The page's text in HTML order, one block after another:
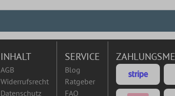
INHALT
AGB
Widerrufsrecht
Datenschutz
SERVICE
Blog
Ratgeber
FAQ